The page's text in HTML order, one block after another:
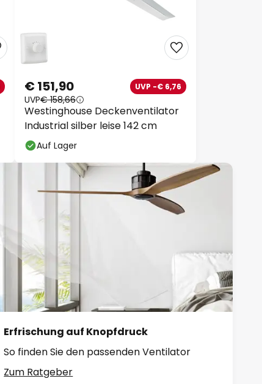
Westinghouse Deckenventilator
Industrial silber leise 142 cm
€ 151,90 UVP -€ 6,76
UVP€ 158,66
Auf Lager
Erfrischung auf Knopfdruck
So finden Sie den passenden Ventilator
Zum Ratgeber